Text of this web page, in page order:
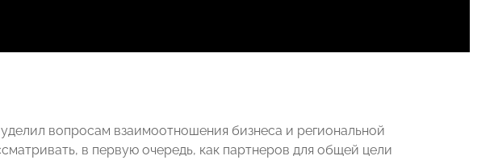
вопросам взаимоотношения бизнеса и региональной
в первую очередь, как партнеров для общей цели